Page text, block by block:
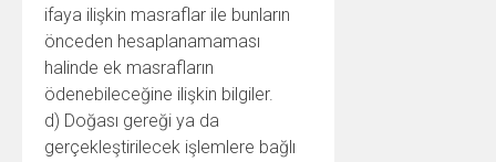
ifaya ilişkin masraflar ile bunların
önceden hesaplanamaması
halinde ek masrafların
ödenebileceğine ilişkin bilgiler.
d) Doğası gereği ya da
gerçekleştirilecek işlemlere bağlı